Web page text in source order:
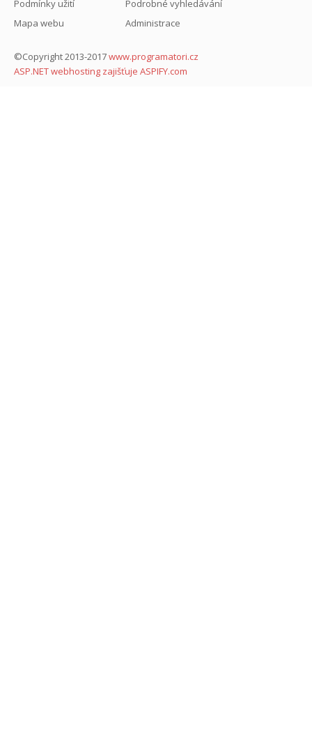
Podmínky užití
Mapa webu
©Copyright 2013-2017www.programatori.cz
ASP.NET webhosting zajišťuje ASPIFY.com
Podrobné vyhledávání
Administrace